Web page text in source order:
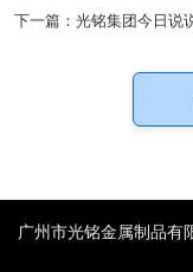
下一篇： 光铭集团今日说
广州市光铭金属制品有